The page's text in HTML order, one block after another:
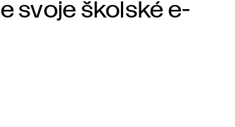
svoje školské e-